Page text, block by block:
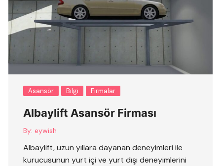
Asansör Bilgi Firmalar
Albaylift Asansör Firması
By: eywish
Albaylift, uzun yıllara dayanan deneyimleri ile
kurucusunun yurt içi ve yurt dışı deneyimlerini